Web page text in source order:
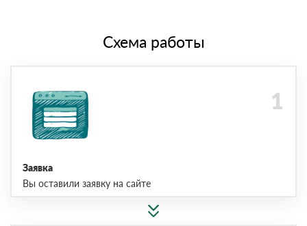
Схема работы
Заявка
Вы оставили заявку на сайте